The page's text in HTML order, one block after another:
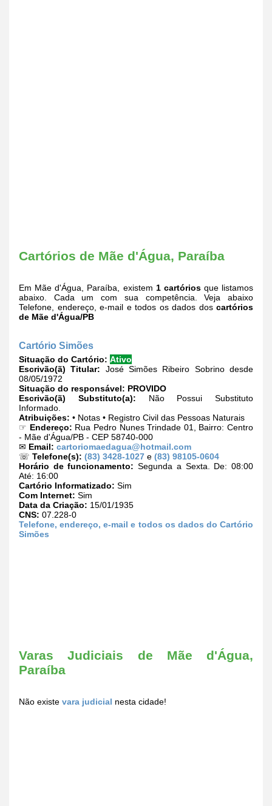
Cartórios de Mãe d'Água, Paraíba
Em Mãe d'Água, Paraíba, existem 1 cartóriosque listamos
abaixo. Cada um com sua competência. Veja abaixo
Telefone, endereço, e-mail e todos os dados dos cartórios
de Mãe d'Água/PB
Cartório Simões
Situação do Cartório: Ativo
Escrivão(ã) Titular: José Simões Ribeiro Sobrino desde
08/05/1972
Situação do responsável: PROVIDO
Escrivão(ã) Substituto(a): Não Possui Substituto
Informado.
Atribuições: • Notas • Registro Civil das Pessoas Naturais
☞ Endereço: Rua Pedro Nunes Trindade 01, Bairro: Centro
- Mãe d'Água/PB - CEP 58740-000
✉ Email: cartoriomaedagua@hotmail.com
☏ Telefone(s): (83) 3428-1027 e (83) 98105-0604
Horário de funcionamento: Segunda a Sexta. De: 08:00
Até: 16:00
Cartório Informatizado: Sim
Com Internet: Sim
Data da Criação: 15/01/1935
CNS: 07.228-0
Telefone, endereço, e-mail e todos os dados do Cartório
Simões
Varas Judiciais de Mãe d'Água,
Paraíba
Não existe vara judicial nesta cidade!